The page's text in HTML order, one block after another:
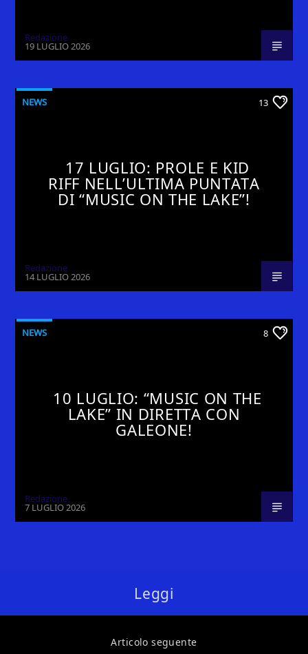
Redazione
19 LUGLIO 2026
NEWS 13
17 LUGLIO: PROLE E KID
RIFF NELL’ULTIMA PUNTATA
DI “MUSIC ON THE LAKE”!
Redazione
14 LUGLIO 2026
NEWS 8
10 LUGLIO: “MUSIC ON THE
LAKE” IN DIRETTA CON
GALEONE!
Redazione
7 LUGLIO 2026
Leggi
Articolo seguente